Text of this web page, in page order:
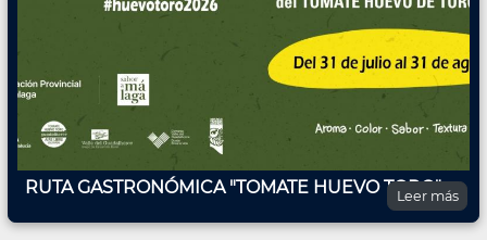
RUTA GASTRONÓMICA "TOMATE HUEVO TORO"
Leer más